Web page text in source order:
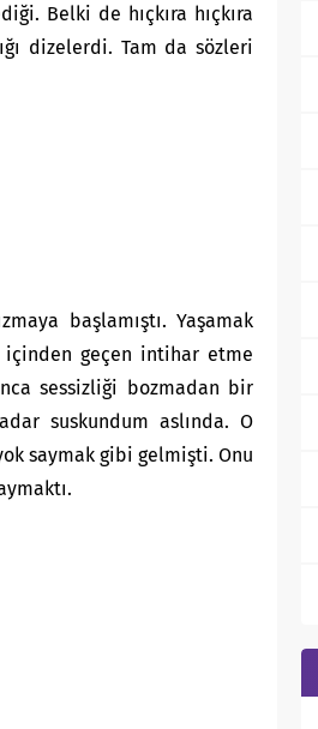
Belki de hıçkıra hıçkıra
dizelerdi. Tam da sözleri
başlamıştı. Yaşamak
geçen intihar etme
sessizliği bozmadan bir
suskundum aslında. O
saymak gibi gelmişti. Onu